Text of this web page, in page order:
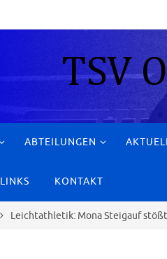
ABTEILUNGEN
LINKS KONTAKT
Leichtathletik: Mona Steigauf